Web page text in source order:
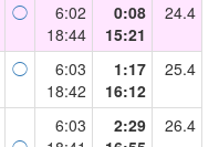
◯
6:02
18:44
0:08
15:21
24.4
◯
6:03
18:42
1:17
16:12
25.4
6:03
2:29
26.4